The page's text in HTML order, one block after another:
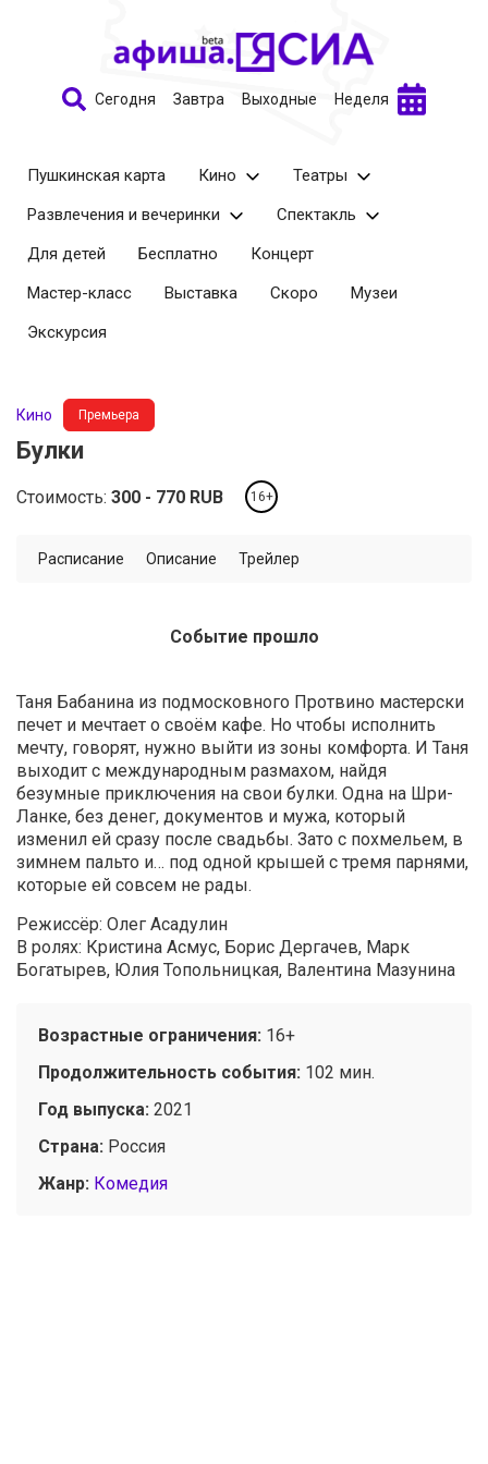
Сегодня Завтра Выходные Неделя
Пушкинская карта Кино
Театры
Развлечения и вечеринки
Спектакль
Для детей
Бесплатно
Концерт
Мастер-класс
Выставка Скоро
Музеи
Экскурсия
Кино Премьера
Булки
Стоимость: 300 770 RUB 16+
Расписание Описание Трейлер
Событие прошло
Таня Бабанина из подмосковного Протвино мастерски
печет и мечтает о своём кафе. Но чтобы исполнить
мечту, говорят, нужно выйти из зоны комфорта. И Таня
выходит с международным размахом, найдя
безумные приключения на свои булки. Одна на Шри-
Ланке, без денег, документов и мужа, который
изменил ей сразу после свадьбы. Зато с похмельем, в
зимнем пальто и… под одной крышей с тремя парнями,
которые ей совсем не рады.
Режиссёр: Олег Асадулин
В ролях: Кристина Асмус, Борис Дергачев, Марк
Богатырев, Юлия Топольницкая, Валентина Мазунина
Возрастные ограничения: 16+
Продолжительность события: 102 мин.
Год выпуска: 2021
Страна: Россия
Жанр: Комедия